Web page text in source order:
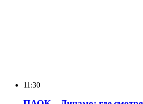
11:30